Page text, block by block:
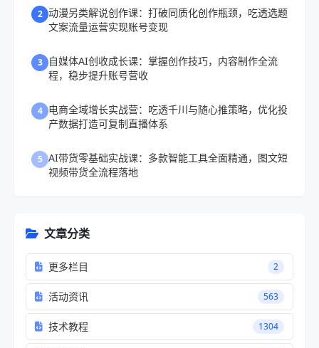
2 动漫另类解说创作课：打破同质化创作瓶颈，吃透选题
文案流量运营实现账号变现
3
自媒体AI创收成长课：掌握创作技巧，内容制作全流
程，稳步提升账号营收
4 电商全域增长实战营：吃透千川与随心推策略，优化投
产数据打造可复制直播体系
5 AI带货零基础实战课：多款智能工具全面精通，图文短
视频带货全流程落地
文章分类
更多栏目 2
活动资讯 563
技术教程 1304